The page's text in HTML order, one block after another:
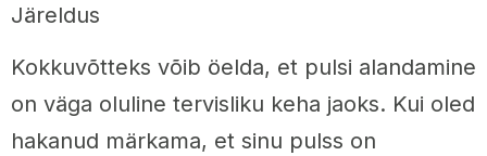
Järeldus
Kokkuvõtteks võib öelda, et pulsi alandamine
on väga oluline tervisliku keha jaoks. Kui oled
hakanud märkama, et sinu pulss on